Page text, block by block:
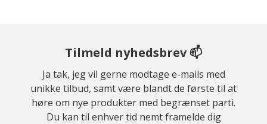
Tilmeld nyhedsbrev 📫
Ja tak, jeg vil gerne modtage e-mails med
unikke tilbud, samt være blandt de første til at
høre om nye produkter med begrænset parti.
Du kan til enhver tid nemt framelde dig